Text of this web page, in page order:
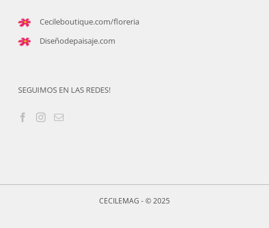
Cecileboutique.com/floreria
Diseñodepaisaje.com
SEGUIMOS EN LAS REDES!
CECILEMAG - © 2025